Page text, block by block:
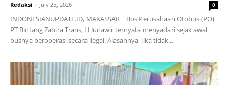
Redaksi - July 25, 2026 0
INDONESIANUPDATE.ID, MAKASSAR | Bos Perusahaan Otobus (PO)
PT Bintang Zahira Trans, H Junawir ternyata menyadari sejak awal
busnya beroperasi secara ilegal. Alasannya, jika tidak...